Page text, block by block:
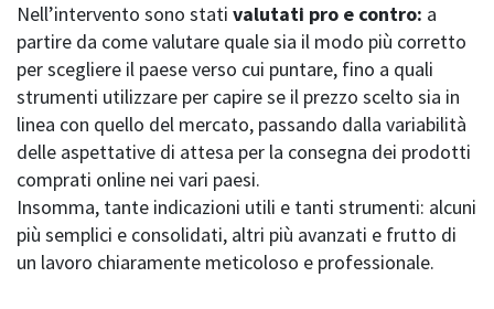
Nell’intervento sono stati valutati pro e contro: a
partire da come valutare quale sia il modo più corretto
per scegliere il paese verso cui puntare, fino a quali
strumenti utilizzare per capire se il prezzo scelto sia in
linea con quello del mercato, passando dalla variabilità
delle aspettative di attesa per la consegna dei prodotti
comprati online nei vari paesi.
Insomma, tante indicazioni utili e tanti strumenti: alcuni
più semplici e consolidati, altri più avanzati e frutto di
un lavoro chiaramente meticoloso e professionale.